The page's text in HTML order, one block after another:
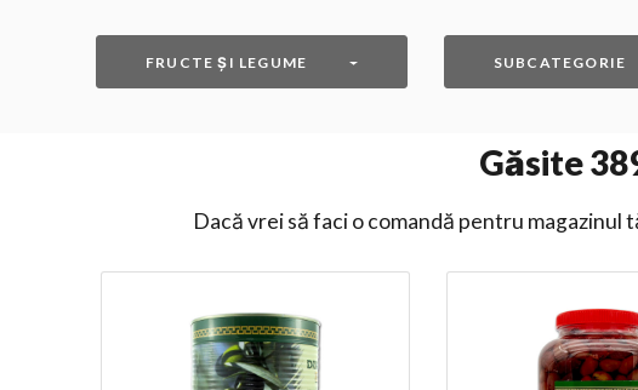
FRUCTE ȘI LEGUME SUBCATEGORIE
Găsite
Dacă vrei să faci o comandă pentru